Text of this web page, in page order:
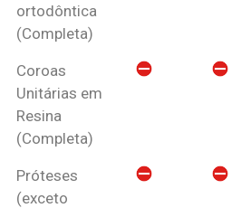
ortodôntica
(Completa)
Coroas
Unitárias em
Resina
(Completa)
Próteses
(exceto